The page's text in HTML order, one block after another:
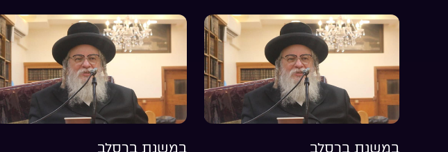
במשנת ברסלב במשנת ברסלב